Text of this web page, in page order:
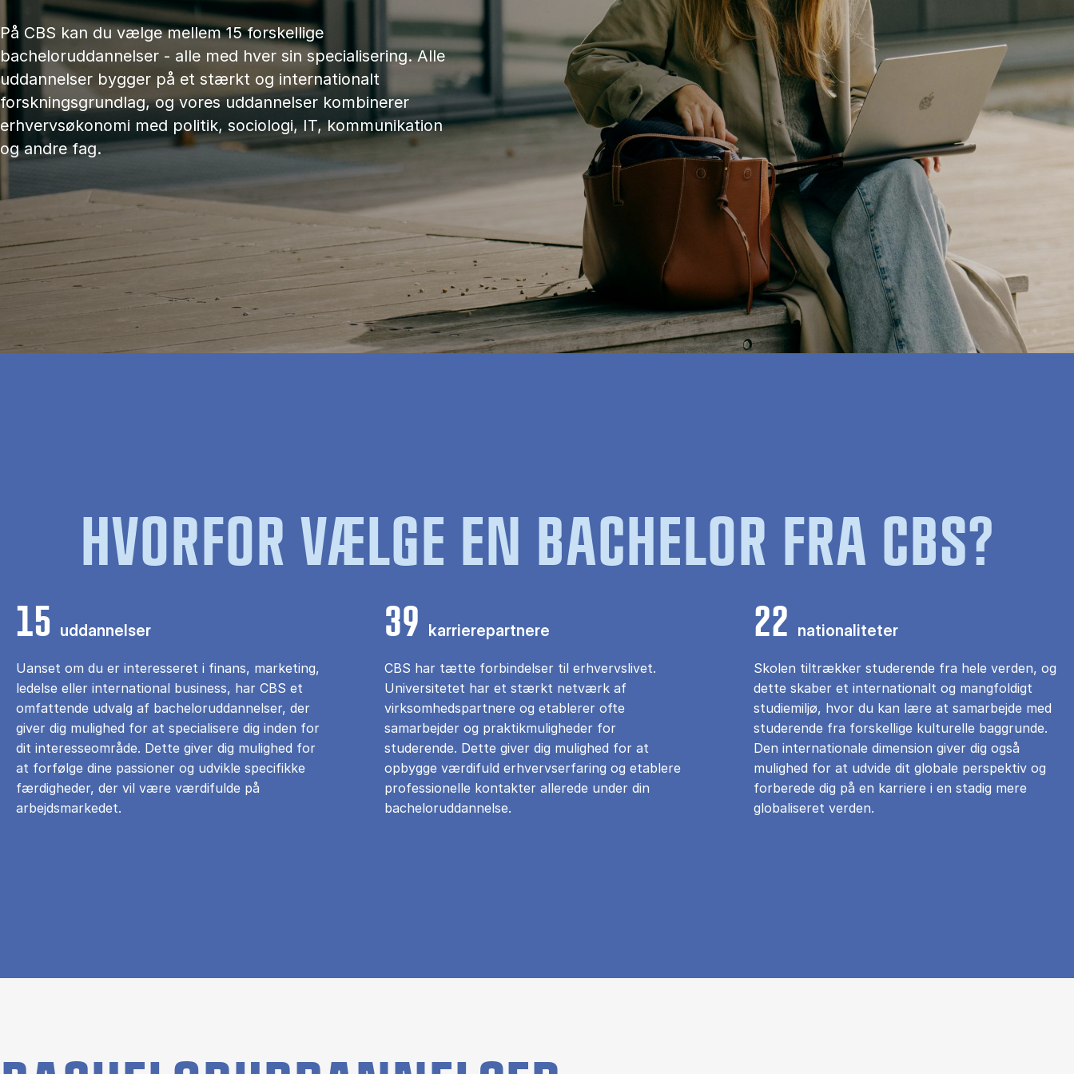
På CBS kan du vælge mellem 15 forskellige
bacheloruddannelser - alle med hver sin specialisering. Alle
uddannelser bygger på et stærkt og internationalt
forskningsgrundlag, og vores uddannelser kombinerer
erhvervsøkonomi med politik, sociologi, IT, kommunikation
og andre fag.
HVORFOR VÆLGE EN BACHELOR FRA CBS?
15 uddannelser
Uanset om du er interesseret i finans, marketing,
ledelse eller international business, har CBS et
omfattende udvalg af bacheloruddannelser, der
giver dig mulighed for at specialisere dig inden for
dit interesseområde. Dette giver dig mulighed for
at forfølge dine passioner og udvikle specifikke
færdigheder, der vil være værdifulde på
arbejdsmarkedet.
39 karrierepartnere
CBS har tætte forbindelser til erhvervslivet.
Universitetet har et stærkt netværk af
virksomhedspartnere og etablerer ofte
samarbejder og praktikmuligheder for
studerende. Dette giver dig mulighed for at
opbygge værdifuld erhvervserfaring og etablere
professionelle kontakter allerede under din
bacheloruddannelse.
22 nationaliteter
Skolen tiltrækker studerende fra hele verden, og
dette skaber et internationalt og mangfoldigt
studiemiljø, hvor du kan lære at samarbejde med
studerende fra forskellige kulturelle baggrunde.
Den internationale dimension giver dig også
mulighed for at udvide dit globale perspektiv og
forberede dig på en karriere i en stadig mere
globaliseret verden.